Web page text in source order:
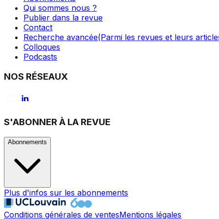
Qui sommes nous ?
Publier dans la revue
Contact
Recherche avancée(Parmi les revues et leurs
Colloques
Podcasts
NOS RÉSEAUX
S'ABONNER À LA REVUE
Abonnements
Plus d'infos sur les abonnements
Conditions générales de ventesMentions légales